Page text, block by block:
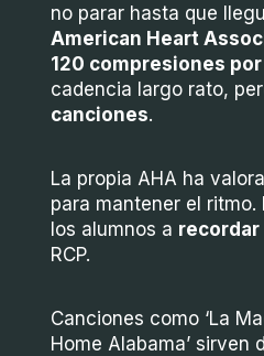
no parar hasta que
American Heart
120 compresiones
cadencia largo rato,
canciones.
La propia AHA ha
para mantener el
los alumnos a recordar
RCP.
Canciones como ‘La
Home Alabama’